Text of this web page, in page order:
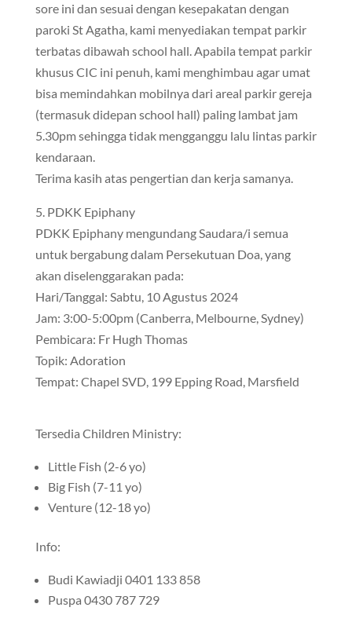
sore ini dan sesuai dengan kesepakatan dengan
paroki St Agatha, kami menyediakan tempat parkir
terbatas dibawah school hall. Apabila tempat parkir
khusus CIC ini penuh, kami menghimbau agar umat
bisa memindahkan mobilnya dari areal parkir gereja
(termasuk didepan school hall) paling lambat jam
5.30pm sehingga tidak mengganggu lalu lintas parkir
kendaraan.
Terima kasih atas pengertian dan kerja samanya.
5. PDKK Epiphany
PDKK Epiphany mengundang Saudara/i semua
untuk bergabung dalam Persekutuan Doa, yang
akan diselenggarakan pada:
Hari/Tanggal: Sabtu, 10 Agustus 2024
Jam: 3:00-5:00pm (Canberra, Melbourne, Sydney)
Pembicara: Fr Hugh Thomas
Topik: Adoration
Tempat: Chapel SVD, 199 Epping Road, Marsfield
Tersedia Children Ministry:
Little Fish (2-6 yo)
Big Fish (7-11 yo)
Venture (12-18 yo)
Info:
Budi Kawiadji 0401 133 858
Puspa 0430 787 729